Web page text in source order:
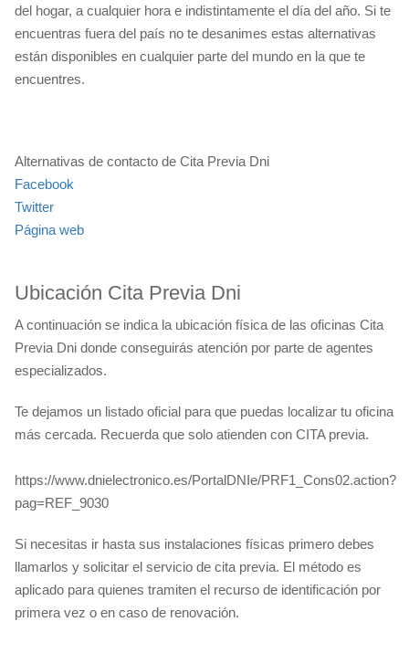
del hogar, a cualquier hora e indistintamente el día del año. Si te
encuentras fuera del país no te desanimes estas alternativas
están disponibles en cualquier parte del mundo en la que te
encuentres.
Alternativas de contacto de Cita Previa Dni
Facebook
Twitter
Página web
Ubicación Cita Previa Dni
A continuación se indica la ubicación física de las oficinas Cita
Previa Dni donde conseguirás atención por parte de agentes
especializados.
Te dejamos un listado oficial para que puedas localizar tu oficina
más cercada. Recuerda que solo atienden con CITA previa.
https://www.dnielectronico.es/PortalDNIe/PRF1_Cons02.action?
pag=REF_9030
Si necesitas ir hasta sus instalaciones físicas primero debes
llamarlos y solicitar el servicio de cita previa. El método es
aplicado para quienes tramiten el recurso de identificación por
primera vez o en caso de renovación.